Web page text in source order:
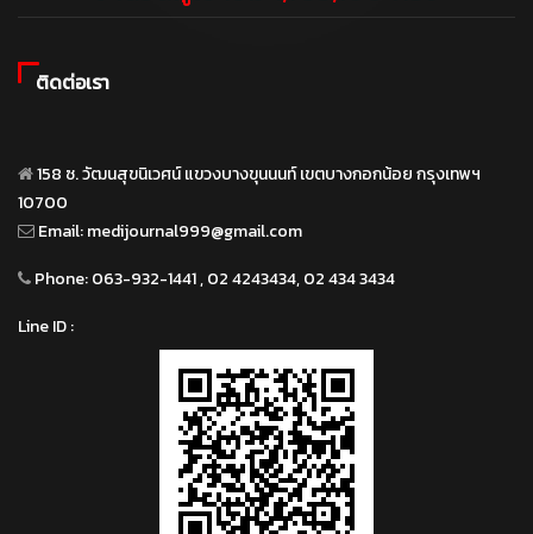
ติดต่อเรา
158 ซ. วัฒนสุขนิเวศน์ แขวงบางขุนนนท์ เขตบางกอกน้อย กรุงเทพฯ
10700
Email:medijournal999@gmail.com
Phone:063-932-1441 , 02 4243434, 02 434 3434
Line ID :